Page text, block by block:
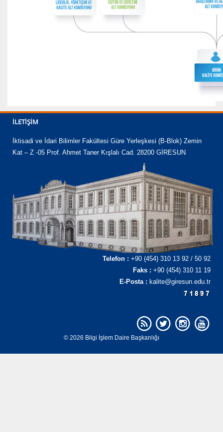
İLETIŞIM
İktisadi ve İdari Bilimler Fakültesi Güre Yerleşkesi (B-Blok) Zemin
Kat – Z -05 Prof. Ahmet Taner Kışlalı Cad. 28200 GİRESUN
Telefon : +90 (454) 310 13 92 / 50 92
Faks : +90 (454) 310 11 19
E-Posta : kalite@giresun.edu.tr
© 2026 Bilgi İşlem Daire Başkanlığı